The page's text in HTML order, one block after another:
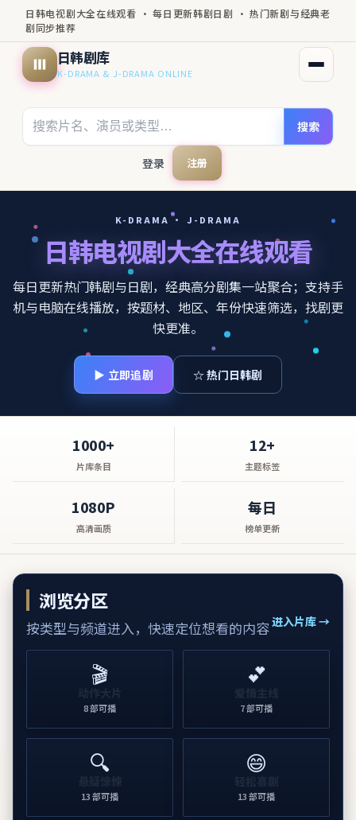
日韩电视剧大全在线观看 · 每日更新韩剧日剧 · 热门新剧与经典老
剧同步推荐
日韩剧库
K-DRAMA & J-DRAMA ONLINE 打开
搜索
登录 注册
K-DRAMA · J-DRAMA
日韩电视剧大全在线观看
每日更新热门韩剧与日剧，经典高分剧集一站聚合；支持手
机与电脑在线播放，按题材、地区、年份快速筛选，找剧更
快更准。
▶ 立即追剧 ☆ 热门日韩剧
1000+
片库条目
12+
主题标签
1080P
高清画质
每日
榜单更新
浏览分区
按类型与频道进入，快速定位想看的内容进入片库 →
🎬
8部可播
💕
7部可播
🔍
13部可播
😄
13部可播